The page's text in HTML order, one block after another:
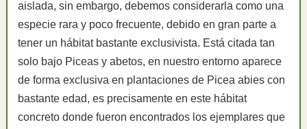
aislada, sin embargo, debemos considerarla como una
especie rara y poco frecuente, debido en gran parte a
tener un hábitat bastante exclusivista. Está citada tan
solo bajo Piceas y abetos, en nuestro entorno aparece
de forma exclusiva en plantaciones de Picea abies con
bastante edad, es precisamente en este hábitat
concreto donde fueron encontrados los ejemplares que